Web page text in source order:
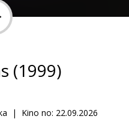
(1999)
| Kino no: 22.09.2026